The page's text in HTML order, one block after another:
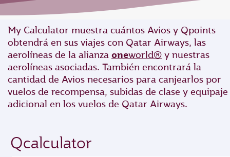
My Calculator muestra cuántos Avios y Qpoints
obtendrá en sus viajes con Qatar Airways, las
aerolíneas de la alianza oneworld® y nuestras
aerolíneas asociadas. También encontrará la
cantidad de Avios necesarios para canjearlos por
vuelos de recompensa, subidas de clase y equipaje
adicional en los vuelos de Qatar Airways.
Qcalculator